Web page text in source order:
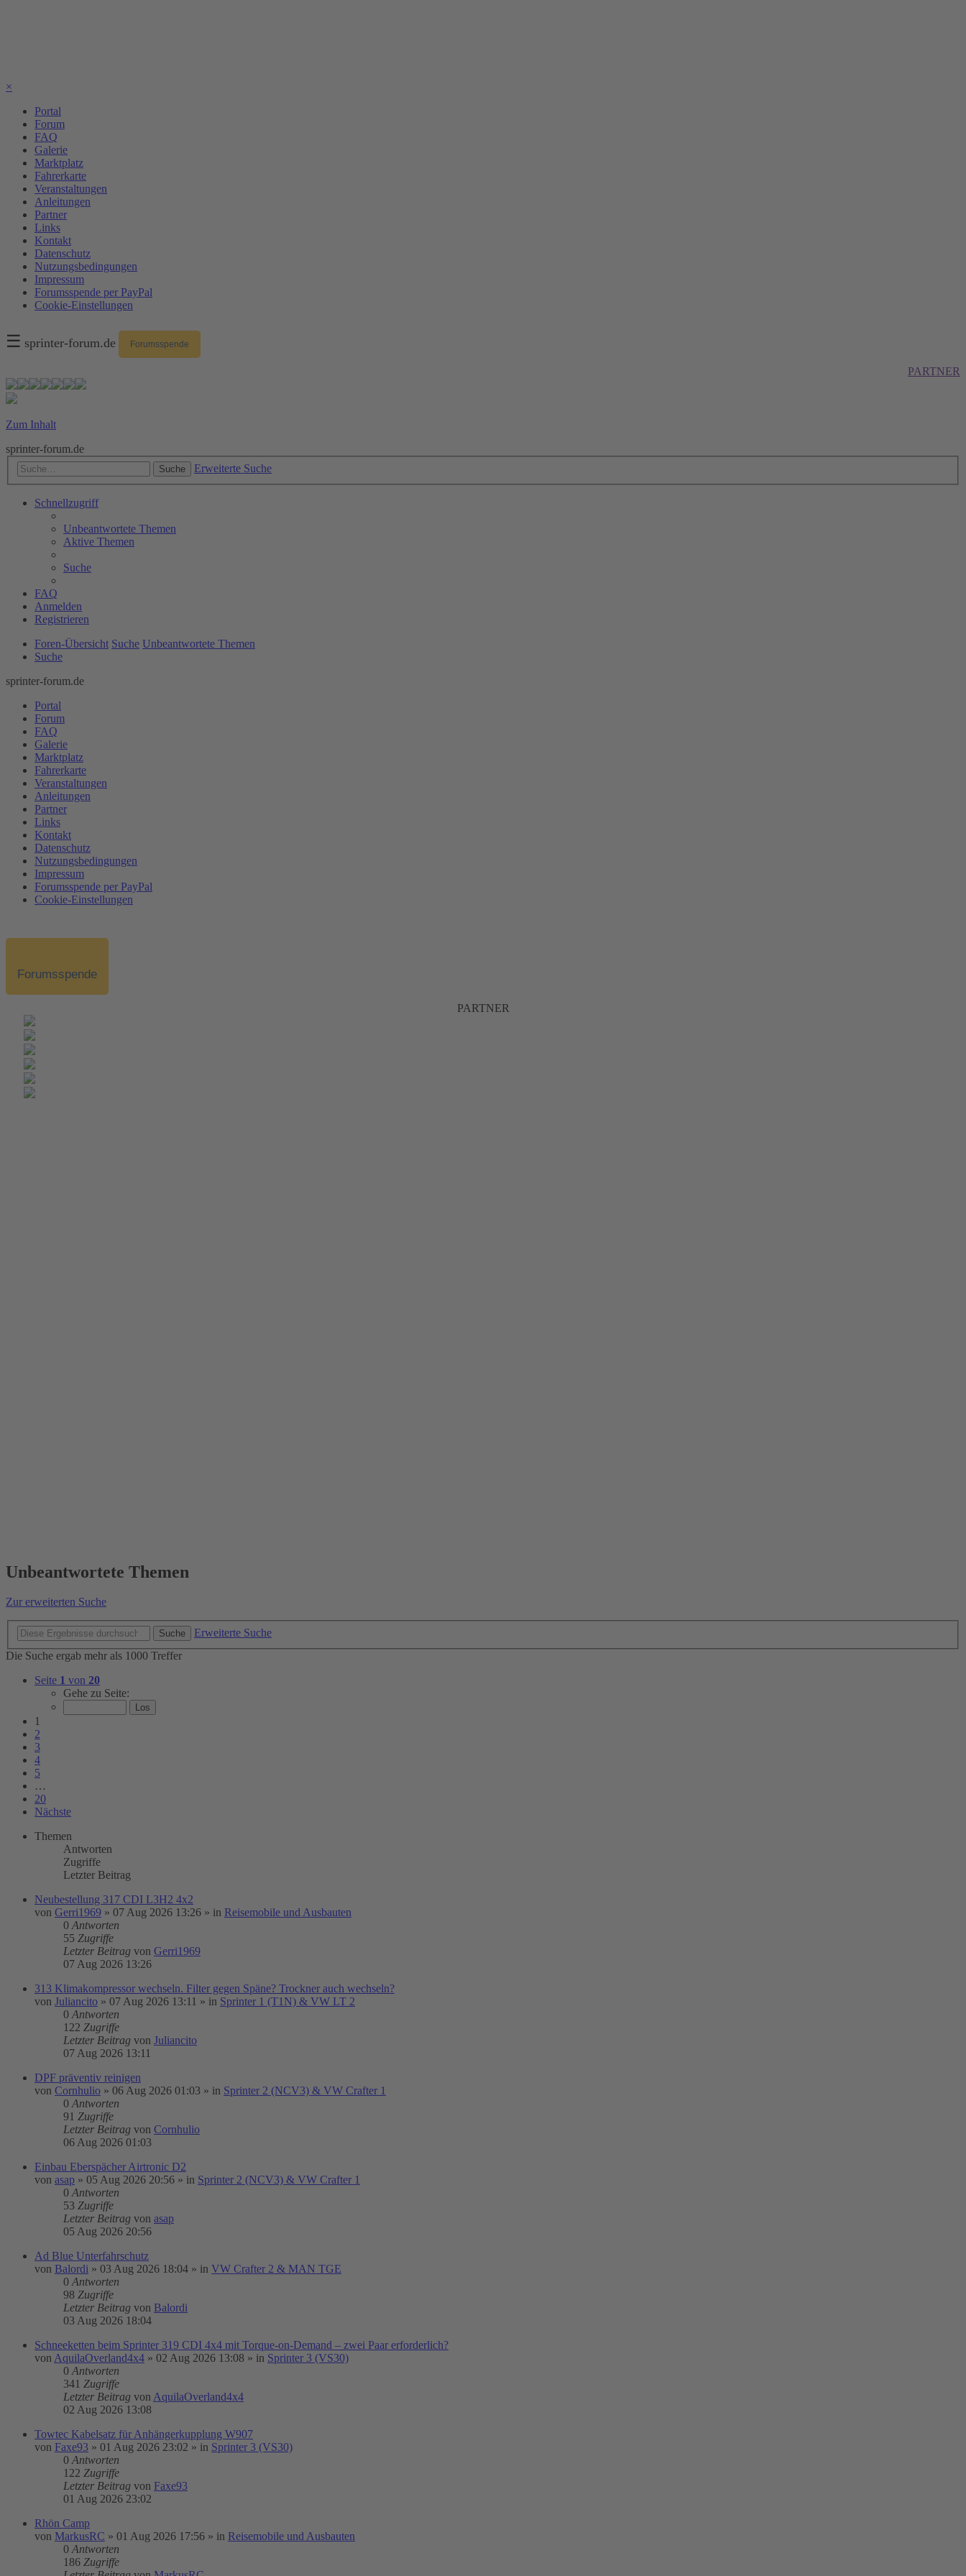
×
Portal
Forum
FAQ
Galerie
Marktplatz
Fahrerkarte
Veranstaltungen
Anleitungen
Partner
Links
Kontakt
Datenschutz
Nutzungsbedingungen
Impressum
Forumsspende per PayPal
Cookie-Einstellungen
☰ sprinter-forum.de Forumsspende
PARTNER
Zum Inhalt
sprinter-forum.de
Suche Erweiterte Suche
Schnellzugriff
Unbeantwortete Themen
Aktive Themen
Suche
FAQ
Anmelden
Registrieren
Foren-Übersicht Suche Unbeantwortete Themen
Suche
sprinter-forum.de
Portal
Forum
FAQ
Galerie
Marktplatz
Fahrerkarte
Veranstaltungen
Anleitungen
Partner
Links
Kontakt
Datenschutz
Nutzungsbedingungen
Impressum
Forumsspende per PayPal
Cookie-Einstellungen
Forumsspende
PARTNER
Unbeantwortete Themen
Zur erweiterten Suche
Suche
Erweiterte Suche
Die Suche ergab mehr als 1000 Treffer
Seite 1 von 20
Gehe zu Seite:
1
2
3
4
5
…
20
Nächste
Themen
Antworten
Zugriffe
Letzter Beitrag
Neubestellung 317 CDI L3H2 4x2
von Gerri1969 » 07 Aug 2026 13:26 » in Reisemobile und Ausbauten
0 Antworten
55 Zugriffe
Letzter Beitrag von Gerri1969
07 Aug 2026 13:26
313 Klimakompressor wechseln. Filter gegen Späne? Trockner auch wechseln?
von Juliancito » 07 Aug 2026 13:11 » in Sprinter 1 (T1N) & VW LT 2
0 Antworten
122 Zugriffe
Letzter Beitrag von Juliancito
07 Aug 2026 13:11
DPF präventiv reinigen
von Cornhulio » 06 Aug 2026 01:03 » in Sprinter 2 (NCV3) & VW Crafter 1
0 Antworten
91 Zugriffe
Letzter Beitrag von Cornhulio
06 Aug 2026 01:03
Einbau Eberspächer Airtronic D2
von asap » 05 Aug 2026 20:56 » in Sprinter 2 (NCV3) & VW Crafter 1
0 Antworten
53 Zugriffe
Letzter Beitrag von asap
05 Aug 2026 20:56
Ad Blue Unterfahrschutz
von Balordi » 03 Aug 2026 18:04 » in VW Crafter 2 & MAN TGE
0 Antworten
98 Zugriffe
Letzter Beitrag von Balordi
03 Aug 2026 18:04
Schneeketten beim Sprinter 319 CDI 4x4 mit Torque-on-Demand – zwei Paar erforderlich?
von AquilaOverland4x4 » 02 Aug 2026 13:08 » in Sprinter 3 (VS30)
0 Antworten
341 Zugriffe
Letzter Beitrag von AquilaOverland4x4
02 Aug 2026 13:08
Towtec Kabelsatz für Anhängerkupplung W907
von Faxe93 » 01 Aug 2026 23:02 » in Sprinter 3 (VS30)
0 Antworten
122 Zugriffe
Letzter Beitrag von Faxe93
01 Aug 2026 23:02
Rhön Camp
von MarkusRC » 01 Aug 2026 17:56 » in Reisemobile und Ausbauten
0 Antworten
186 Zugriffe